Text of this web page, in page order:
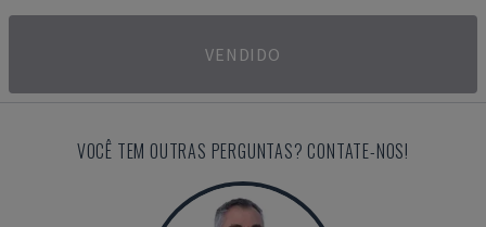
VENDIDO
VOCÊ TEM OUTRAS PERGUNTAS? CONTATE-NOS!